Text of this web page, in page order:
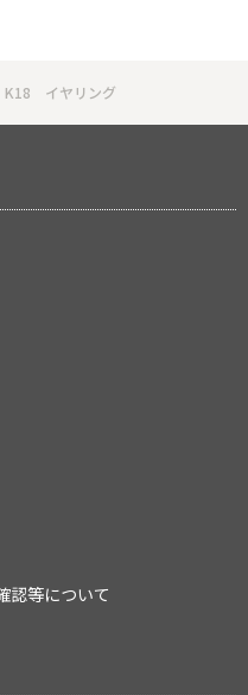
K18 イヤリング
認等について